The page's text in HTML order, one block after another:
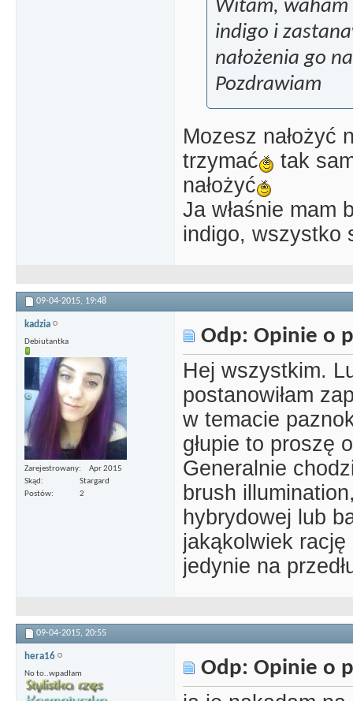
Witam, waham
indigo i
nałożenia go
Pozdrawiam
Mozesz nałożyć
trzymać
tak
nałożyć
Ja właśnie mam
indigo, wszystko
09-04-2015, 19:48
kadzia
Debiutantka
Zarejestrowany
Apr 2015
Skąd
Stargard
Postów
2
Odp: Opinie o
Hej wszystkim.
postanowiłam
w temacie
głupie to proszę
Generalnie
brush
hybrydowej lub
jakąkolwiek rację
jedynie na
09-04-2015, 20:55
hera16
No to..wpadłam Odp: Opinie o